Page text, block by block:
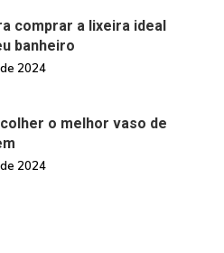
comprar a lixeira ideal
banheiro
2024
o melhor vaso de
2024